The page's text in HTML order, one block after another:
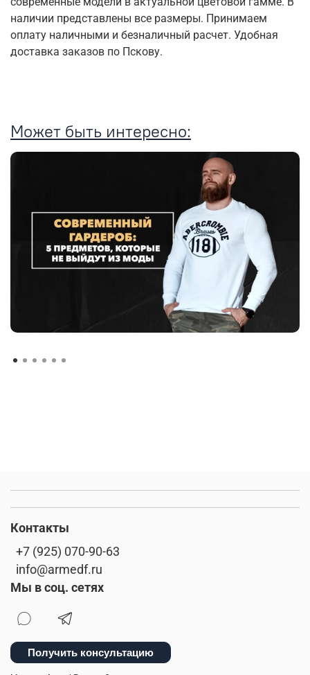
наличии представлены все размеры. Принимаем
оплату наличными и безналичный расчет. Удобная
доставка заказов по Пскову.
Может быть интересно:
Контакты
+7 (925) 070-90-63
info@armedf.ru
Мы в соц. сетях
Получить консультацию